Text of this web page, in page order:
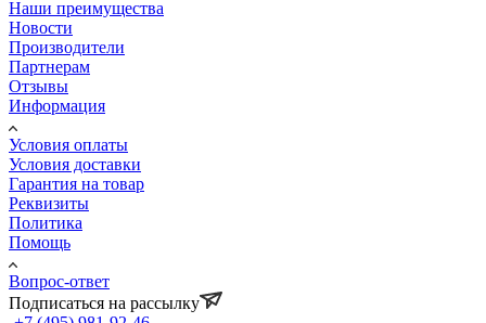
Наши преимущества
Новости
Производители
Партнерам
Отзывы
Информация
Условия оплаты
Условия доставки
Гарантия на товар
Реквизиты
Политика
Помощь
Вопрос-ответ
Подписаться на рассылку